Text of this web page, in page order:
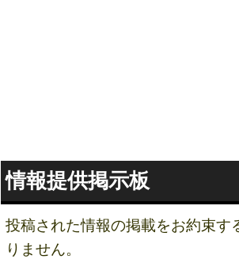
情報提供掲示板
投稿された情報の掲載をお約束す
りません。